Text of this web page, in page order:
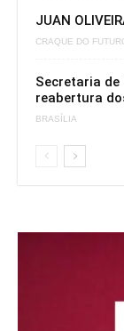
JUAN
CRAQUE DO
Secretaria de
reabertura
BRASÍLIA